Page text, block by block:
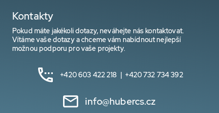
Kontakty
Pokud máte jakékoli dotazy, neváhejte nás kontaktovat.
Vítáme vaše dotazy a chceme vám nabídnout nejlepší
možnou podporu pro vaše projekty.
+420 603 422 218 | +420 732 734 392
info@hubercs.cz